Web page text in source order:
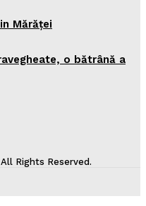
Mărăţei
o bătrână a
Rights Reserved.